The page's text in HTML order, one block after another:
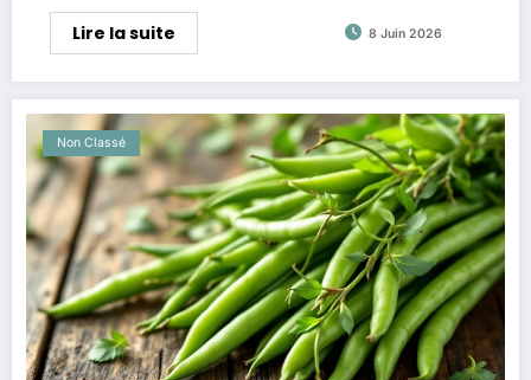
Lire la suite 8 Juin 2026
Non Classé